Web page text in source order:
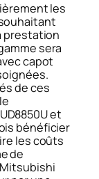
les
prestation
sera
capot
de ces
et
bénéficier
les coûts
de